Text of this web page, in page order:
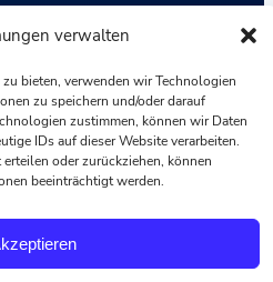
verwalten
bieten, verwenden wir Technologien
zu speichern und/oder darauf
zustimmen, können wir Daten
IDs auf dieser Website verarbeiten.
oder zurückziehen, können
beeinträchtigt werden.
Y
o
u